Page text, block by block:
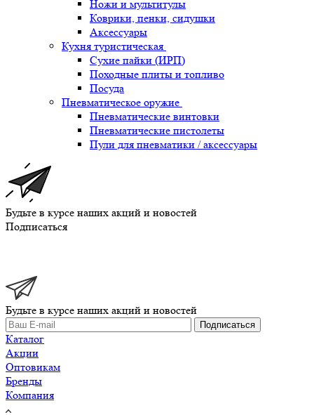
Ножи и мультитулы
Коврики, пенки, сидушки
Аксессуары
Кухня туристическая
Сухие пайки (ИРП)
Походные плиты и топливо
Посуда
Пневматическое оружие
Пневматические винтовки
Пневматические пистолеты
Пули для пневматики / аксессуары
Будьте в курсе наших акций и новостей
Подписаться
Будьте в курсе наших акций и новостей
Подписаться
Каталог
Акции
Оптовикам
Бренды
Компания